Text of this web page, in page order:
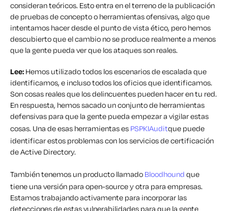
consideran teóricos. Esto entra en el terreno de la publicación
de pruebas de concepto o herramientas ofensivas, algo que
intentamos hacer desde el punto de vista ético, pero hemos
descubierto que el cambio no se produce realmente a menos
que la gente pueda ver que los ataques son reales.
Lee: Hemos utilizado todos los escenarios de escalada que
identificamos, e incluso todos los oficios que identificamos.
Son cosas reales que los delincuentes pueden hacer en tu red.
En respuesta, hemos sacado un conjunto de herramientas
defensivas para que la gente pueda empezar a vigilar estas
cosas. Una de esas herramientas es PSPKIAuditque puede
identificar estos problemas con los servicios de certificación
de Active Directory.
También tenemos un producto llamado Bloodhound que
tiene una versión para open-source y otra para empresas.
Estamos trabajando activamente para incorporar las
detecciones de estas vulnerabilidades para que la gente